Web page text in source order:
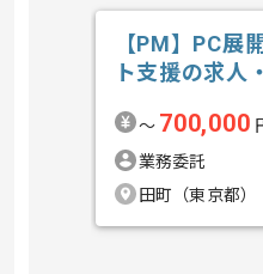
【PM】PC展
ト支援の求人
〜 700,000
業務委託
田町（東京都）